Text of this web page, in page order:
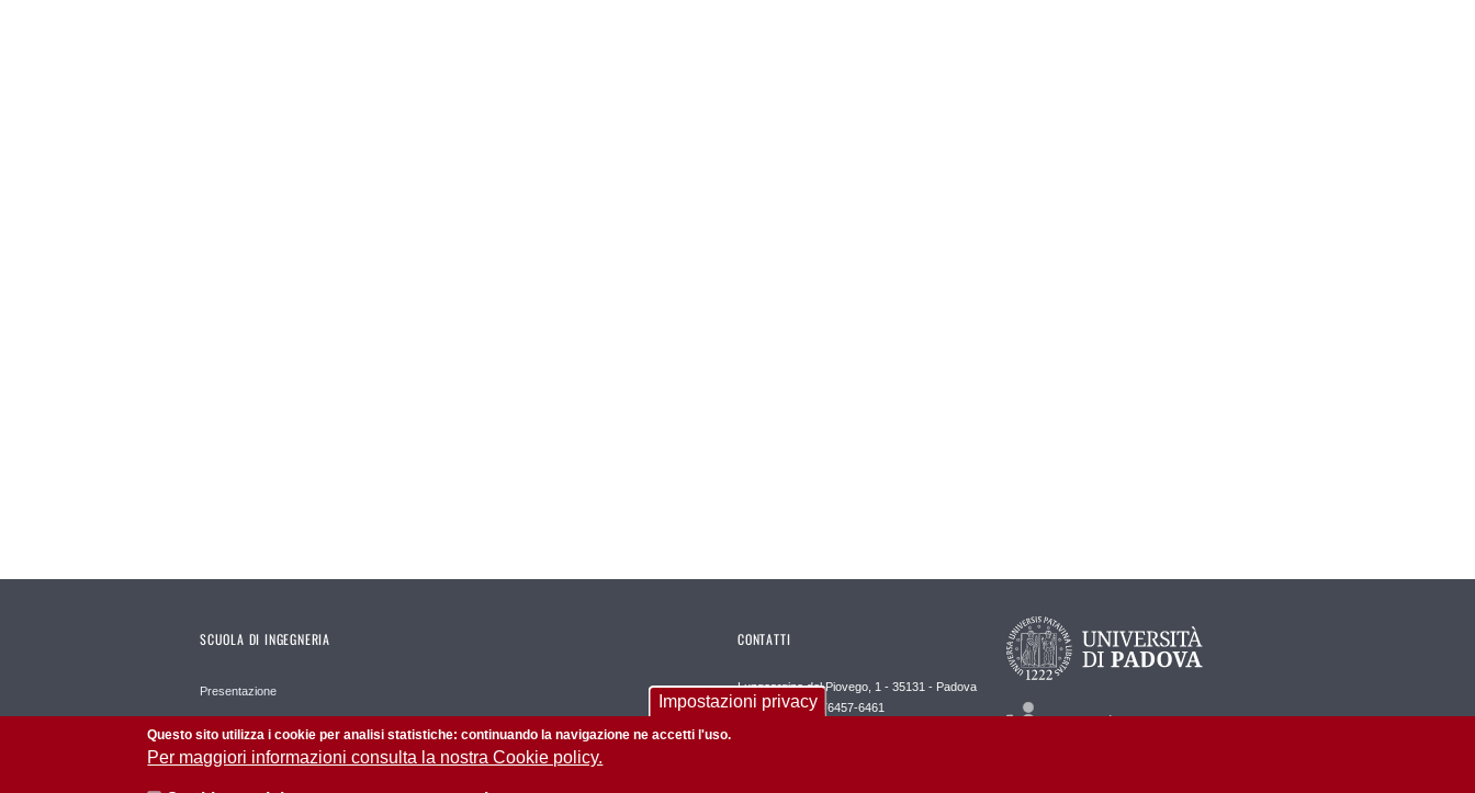
SCUOLA DI INGEGNERIA
Presentazione
Strutture
CONTATTI
Lungoargine del Piovego, 1 - 35131 - Padova
Tel. +39-049-8276457-6461
Impostazioni privacy
Questo sito utilizza i cookie per analisi statistiche: continuando la navigazione ne accetti l'uso.
Per maggiori informazioni consulta la nostra Cookie policy.